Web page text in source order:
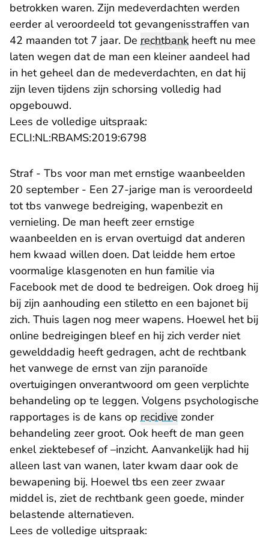
betrokken waren. Zijn medeverdachten werden
eerder al veroordeeld tot gevangenisstraffen van
42 maanden tot 7 jaar. De rechtbank heeft nu mee
laten wegen dat de man een kleiner aandeel had
in het geheel dan de medeverdachten, en dat hij
zijn leven tijdens zijn schorsing volledig had
opgebouwd.
Lees de volledige uitspraak:
ECLI:NL:RBAMS:2019:6798
Straf - Tbs voor man met ernstige waanbeelden
20 september - Een 27-jarige man is veroordeeld
tot tbs vanwege bedreiging, wapenbezit en
vernieling. De man heeft zeer ernstige
waanbeelden en is ervan overtuigd dat anderen
hem kwaad willen doen. Dat leidde hem ertoe
voormalige klasgenoten en hun familie via
Facebook met de dood te bedreigen. Ook droeg hij
bij zijn aanhouding een stiletto en een bajonet bij
zich. Thuis lagen nog meer wapens. Hoewel het bij
online bedreigingen bleef en hij zich verder niet
gewelddadig heeft gedragen, acht de rechtbank
het vanwege de ernst van zijn paranoïde
overtuigingen onverantwoord om geen verplichte
behandeling op te leggen. Volgens psychologische
rapportages is de kans op recidive zonder
behandeling zeer groot. Ook heeft de man geen
enkel ziektebesef of –inzicht. Aanvankelijk had hij
alleen last van wanen, later kwam daar ook de
bewapening bij. Hoewel tbs een zeer zwaar
middel is, ziet de rechtbank geen goede, minder
belastende alternatieven.
Lees de volledige uitspraak: